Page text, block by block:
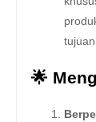
tujuan.
🌟